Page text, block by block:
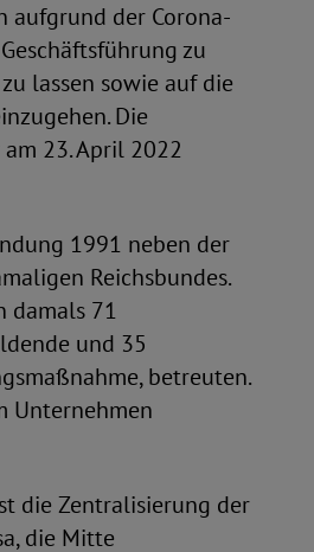
aufgrund der Corona-
zu
lassen sowie auf die
Die
23. April 2022
1991 neben der
Reichsbundes.
damals 71
und 35
betreuten.
Unternehmen
die Zentralisierung der
die Mitte